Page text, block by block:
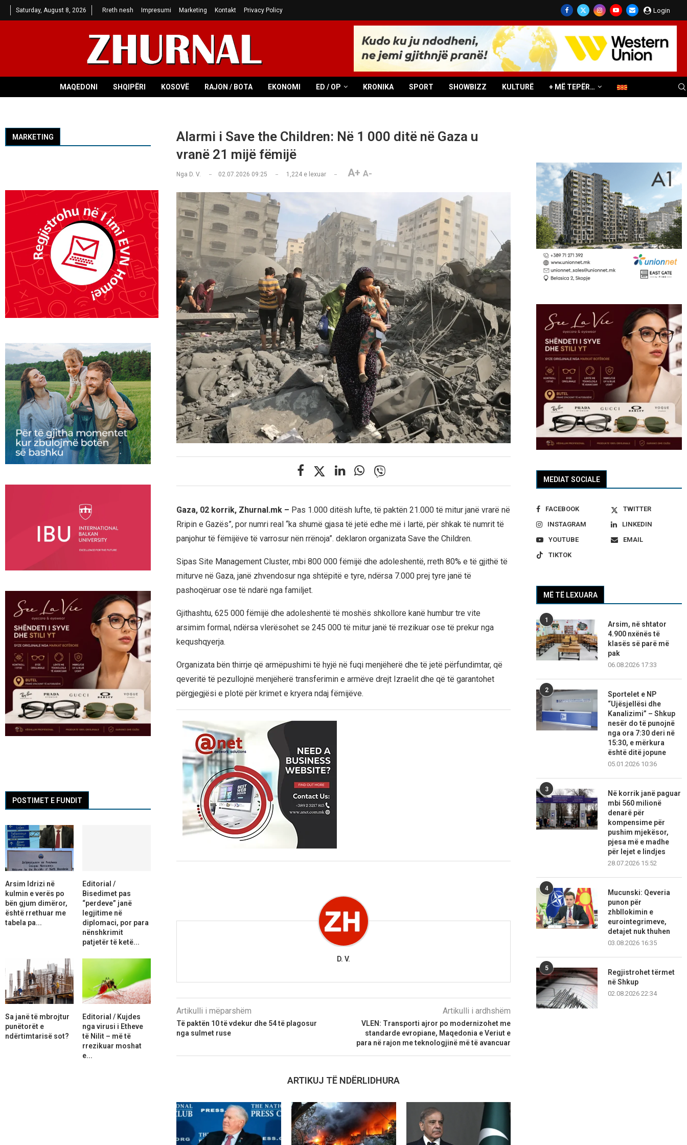
Saturday, August 8, 2026 Rreth nesh Impresumi Marketing Kontakt Privacy Policy Login
MAQEDONI SHQIPËRI KOSOVË RAJON / BOTA EKONOMI ED / OP KRONIKA SPORT SHOWBIZZ KULTURË + MË TEPËR…
Alarmi i Save the Children: Në 1 000 ditë në Gaza u
vranë 21 mijë fëmijë
Nga D. V. 02.07.2026 09:25 1,224e lexuar A+ A-
Gaza, 02 korrik, Zhurnal.mk – Pas 1.000 ditësh lufte, të paktën 21.000 të mitur janë vrarë në
Rripin e Gazës”, por numri real “ka shumë gjasa të jetë edhe më i lartë, për shkak të numrit të
panjohur të fëmijëve të varrosur nën rrënoja”. deklaron organizata Save the Children.
Sipas Site Management Cluster, mbi 800 000 fëmijë dhe adoleshentë, rreth 80% e të gjithë të
miturve në Gaza, janë zhvendosur nga shtëpitë e tyre, ndërsa 7.000 prej tyre janë të
pashoqëruar ose të ndarë nga familjet.
Gjithashtu, 625 000 fëmijë dhe adoleshentë të moshës shkollore kanë humbur tre vite
arsimim formal, ndërsa vlerësohet se 245 000 të mitur janë të rrezikuar ose të prekur nga
kequshqyerja.
Organizata bën thirrje që armëpushimi të hyjë në fuqi menjëherë dhe të jetë përfundimtar, që
qeveritë të pezullojnë menjëherë transferimin e armëve drejt Izraelit dhe që të garantohet
përgjegjësi e plotë për krimet e kryera ndaj fëmijëve.
D. V.
Artikulli i mëparshëm
Të paktën 10 të vdekur dhe 54 të plagosur
nga sulmet ruse
Artikulli i ardhshëm
VLEN: Transporti ajror po modernizohet me
standarde evropiane, Maqedonia e Veriut e
para në rajon me teknologjinë më të avancuar
ARTIKUJ TË NDËRLIDHURA
MEDIAT SOCIALE
FACEBOOK
TWITTER
INSTAGRAM
LINKEDIN
YOUTUBE
EMAIL
TIKTOK
MË TË LEXUARA
1
Arsim, në shtator
4.900 nxënës të
klasës së parë më
pak
06.08.2026 17:33
2
Sportelet e NP
“Ujësjellësi dhe
Kanalizimi” – Shkup
nesër do të punojnë
nga ora 7:30 deri në
15:30, e mërkura
është ditë jopune
05.01.2026 10:36
3
Në korrik janë paguar
mbi 560 milionë
denarë për
kompensime për
pushim mjekësor,
pjesa më e madhe
për lejet e lindjes
28.07.2026 15:52
4
Mucunski: Qeveria
punon për
zhbllokimin e
eurointegrimeve,
detajet nuk thuhen
03.08.2026 16:35
5
Regjistrohet tërmet
në Shkup
02.08.2026 22:34
MARKETING
POSTIMET E FUNDIT
Arsim Idrizi në
kulmin e verës po
bën gjum dimëror,
është rrethuar me
tabela pa...
Editorial /
Bisedimet pas
“perdeve” janë
legjitime në
diplomaci, por para
nënshkrimit
patjetër të ketë...
Sa janë të mbrojtur
punëtorët e
ndërtimtarisë sot?
Editorial / Kujdes
nga virusi i Etheve
të Nilit – më të
rrezikuar moshat
e...